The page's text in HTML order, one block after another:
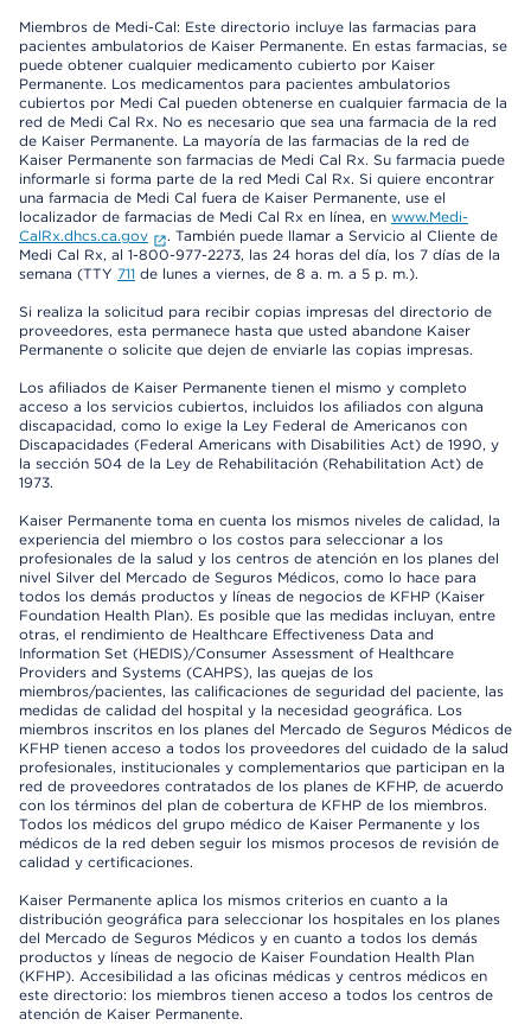
Miembros de Medi-Cal: Este directorio incluye las farmacias para
pacientes ambulatorios de Kaiser Permanente. En estas farmacias, se
puede obtener cualquier medicamento cubierto por Kaiser
Permanente. Los medicamentos para pacientes ambulatorios
cubiertos por Medi Cal pueden obtenerse en cualquier farmacia de la
red de Medi Cal Rx. No es necesario que sea una farmacia de la red
de Kaiser Permanente. La mayoría de las farmacias de la red de
Kaiser Permanente son farmacias de Medi Cal Rx. Su farmacia puede
informarle si forma parte de la red Medi Cal Rx. Si quiere encontrar
una farmacia de Medi Cal fuera de Kaiser Permanente, use el
localizador de farmacias de Medi Cal Rx en línea, en www.Medi-
CalRx.dhcs.ca.gov
. También puede llamar a Servicio al Cliente de
Medi Cal Rx, al 1-800-977-2273, las 24 horas del día, los 7 días de la
semana (TTY 711 de lunes a viernes, de 8 a. m. a 5 p. m.).
Si realiza la solicitud para recibir copias impresas del directorio de
proveedores, esta permanece hasta que usted abandone Kaiser
Permanente o solicite que dejen de enviarle las copias impresas.
Los afiliados de Kaiser Permanente tienen el mismo y completo
acceso a los servicios cubiertos, incluidos los afiliados con alguna
discapacidad, como lo exige la Ley Federal de Americanos con
Discapacidades (Federal Americans with Disabilities Act) de 1990, y
la sección 504 de la Ley de Rehabilitación (Rehabilitation Act) de
1973.
Kaiser Permanente toma en cuenta los mismos niveles de calidad, la
experiencia del miembro o los costos para seleccionar a los
profesionales de la salud y los centros de atención en los planes del
nivel Silver del Mercado de Seguros Médicos, como lo hace para
todos los demás productos y líneas de negocios de KFHP (Kaiser
Foundation Health Plan). Es posible que las medidas incluyan, entre
otras, el rendimiento de Healthcare Effectiveness Data and
Information Set (HEDIS)/Consumer Assessment of Healthcare
Providers and Systems (CAHPS), las quejas de los
miembros/pacientes, las calificaciones de seguridad del paciente, las
medidas de calidad del hospital y la necesidad geográfica. Los
miembros inscritos en los planes del Mercado de Seguros Médicos de
KFHP tienen acceso a todos los proveedores del cuidado de la salud
profesionales, institucionales y complementarios que participan en la
red de proveedores contratados de los planes de KFHP, de acuerdo
con los términos del plan de cobertura de KFHP de los miembros.
Todos los médicos del grupo médico de Kaiser Permanente y los
médicos de la red deben seguir los mismos procesos de revisión de
calidad y certificaciones.
Kaiser Permanente aplica los mismos criterios en cuanto a la
distribución geográfica para seleccionar los hospitales en los planes
del Mercado de Seguros Médicos y en cuanto a todos los demás
productos y líneas de negocio de Kaiser Foundation Health Plan
(KFHP). Accesibilidad a las oficinas médicas y centros médicos en
este directorio: los miembros tienen acceso a todos los centros de
atención de Kaiser Permanente.